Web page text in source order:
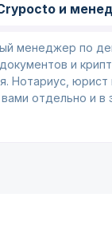
и
менеджер по
и
Нотариус, юрист
отдельно и в